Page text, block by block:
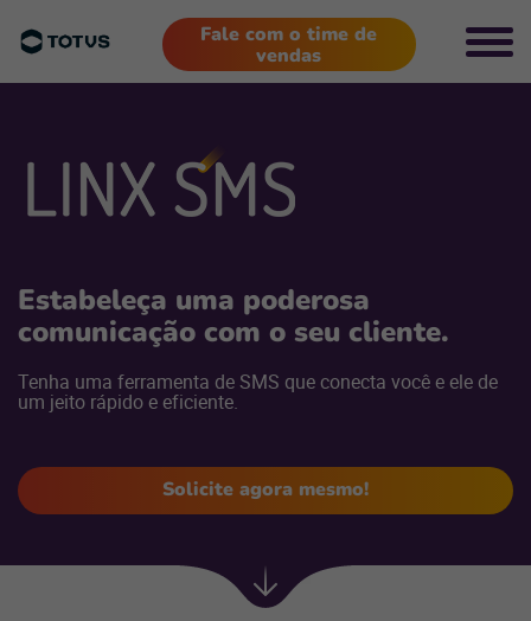
Fale com o time de
vendas
Estabeleça uma poderosa
comunicação com o seu cliente.
Tenha uma ferramenta de SMS que conecta você e ele de
um jeito rápido e eficiente.
Solicite agora mesmo!
Próxima